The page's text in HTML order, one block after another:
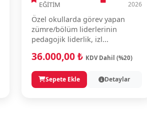
EĞİTİM
2026
Özel okullarda görev yapan
zümre/bölüm liderlerinin
pedagojik liderlik, izl...
36.000,00 ₺ KDV Dahil (%20)
Sepete Ekle Detaylar